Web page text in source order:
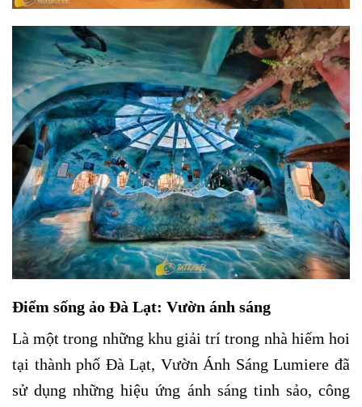
Điểm sống ảo Đà Lạt: Vườn ánh sáng
Là một trong những khu giải trí trong nhà hiếm hoi
tại thành phố Đà Lạt, Vườn Ánh Sáng Lumiere đã
sử dụng những hiệu ứng ánh sáng tinh sảo, công